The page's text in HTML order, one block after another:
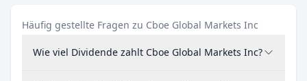
Häufig gestellte Fragen zu Cboe Global Markets Inc
Wie viel Dividende zahlt Cboe Global Markets Inc?